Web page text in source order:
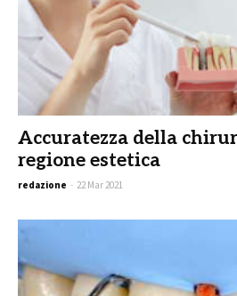
Accuratezza della
regione estetica
redazione - 22 Mar 2021